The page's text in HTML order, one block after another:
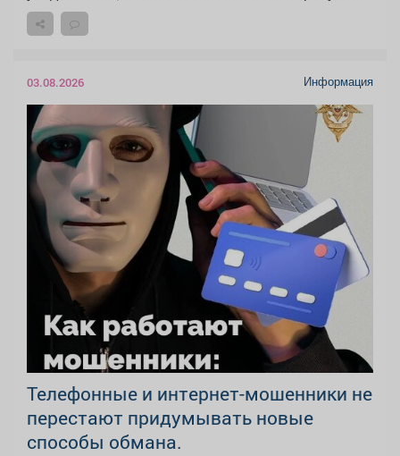
03.08.2026 Информация
Телефонные и интернет-мошенники не
перестают придумывать новые
способы обмана.